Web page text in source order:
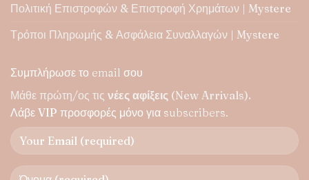
Πολιτική Επιστροφών & Επιστροφή Χρημάτων | Mystere
Τρόποι Πληρωμής & Ασφάλεια Συναλλαγών | Mystere
Συμπλήρωσε το email σου
Μάθε πρώτη/ος τις νέες αφίξεις (New Arrivals).
Λάβε VIP προσφορές μόνο για subscribers.